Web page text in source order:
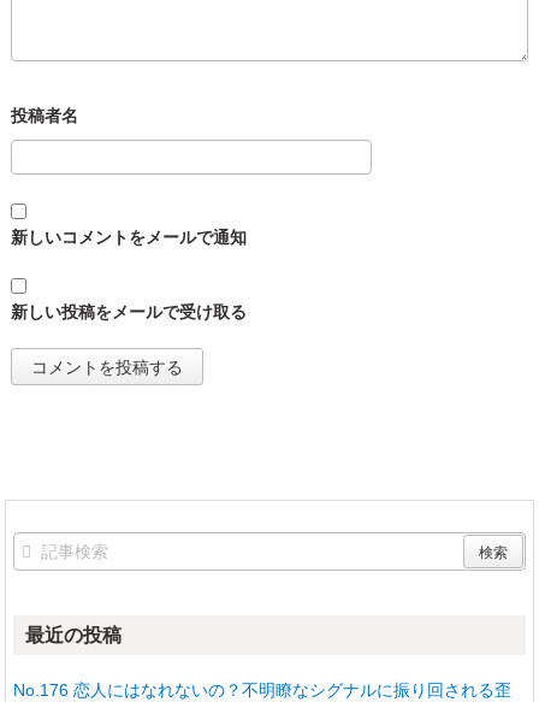
新しいコメントをメールで通知
新しい投稿をメールで受け取る
最近の投稿
No.176 恋人にはなれないの？不明瞭なシグナルに振り回される歪